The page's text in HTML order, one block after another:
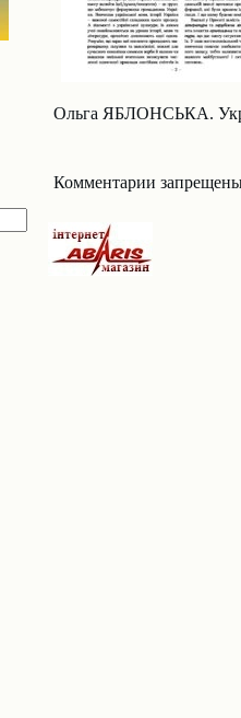
Ольга ЯБЛОНСЬКА.
Комментарии